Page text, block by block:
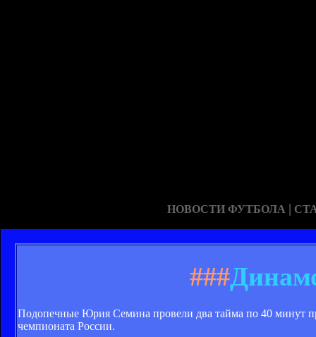
НОВОСТИ ФУТБОЛА |
###
Подопечные Юрия Семина провели два тайма по 40 минут
чемпионата России.